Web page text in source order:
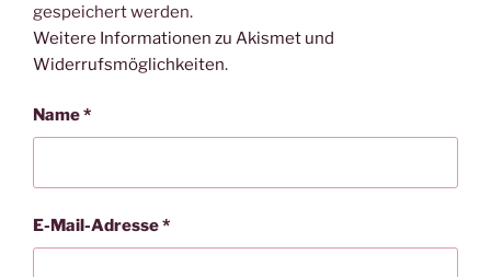
gespeichert werden.
Weitere Informationen zu Akismet und
Widerrufsmöglichkeiten.
Name*
E-Mail-Adresse*